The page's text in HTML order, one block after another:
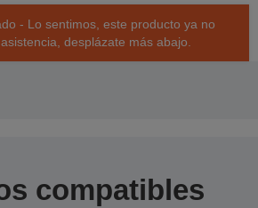
- Lo sentimos, este producto ya no
desplázate más abajo.
compatibles